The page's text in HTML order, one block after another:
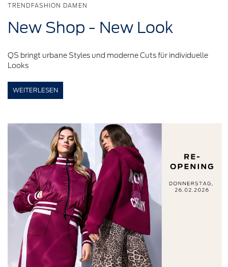
TRENDFASHION DAMEN
New Shop - New Look
QS bringt urbane Styles und moderne Cuts für individuelle
Looks
WEITERLESEN